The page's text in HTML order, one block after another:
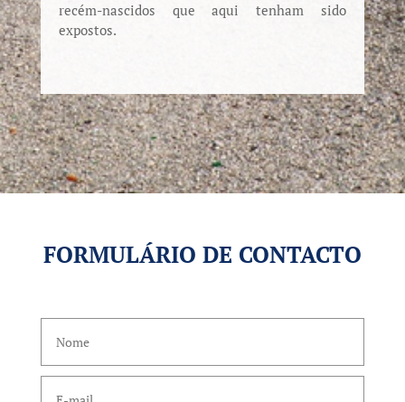
recém-nascidos que aqui tenham sido
expostos.
FORMULÁRIO DE CONTACTO